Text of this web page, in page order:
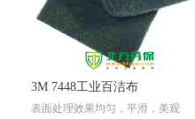
3M 7448工业百洁布
表面处理效果均匀，平滑，美观